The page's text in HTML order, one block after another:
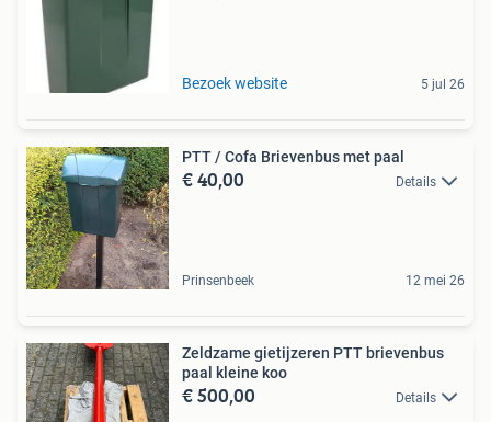
Bezoek website 5 jul 26
PTT / Cofa Brievenbus met paal
€ 40,00 Details
Prinsenbeek 12 mei 26
Zeldzame gietijzeren PTT brievenbus
paal kleine koo
€ 500,00 Details